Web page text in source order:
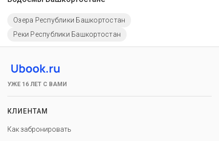
Озера Республики Башкортостан
Реки Республики Башкортостан
УЖЕ 16 ЛЕТ С ВАМИ
КЛИЕНТАМ
Как забронировать